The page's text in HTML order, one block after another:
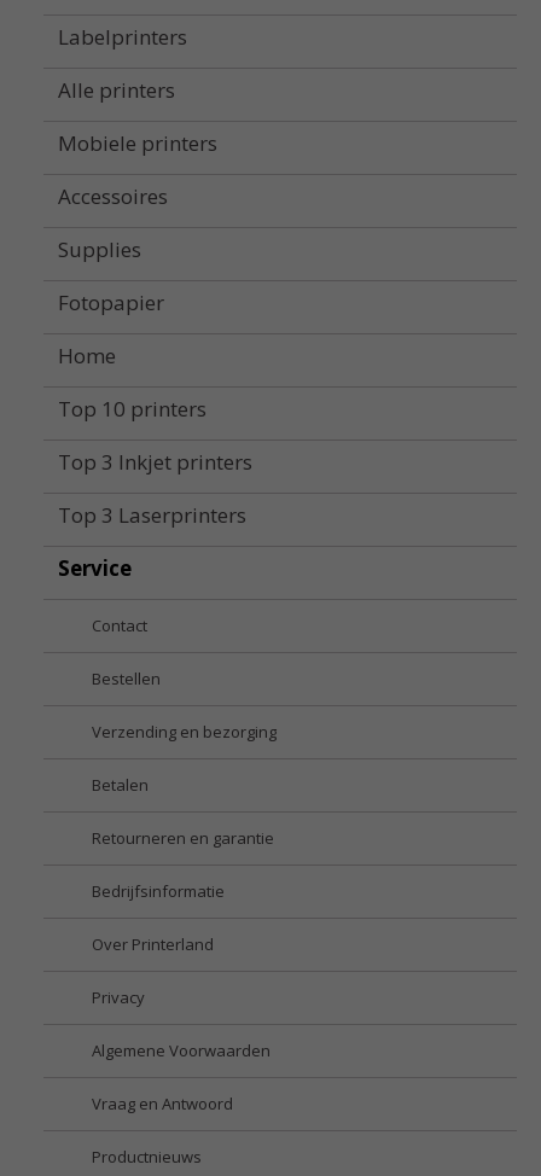
Labelprinters
Alle printers
Mobiele printers
Accessoires
Supplies
Fotopapier
Home
Top 10 printers
Top 3 Inkjet printers
Top 3 Laserprinters
Service
Contact
Bestellen
Verzending en bezorging
Betalen
Retourneren en garantie
Bedrijfsinformatie
Over Printerland
Privacy
Algemene Voorwaarden
Vraag en Antwoord
Productnieuws